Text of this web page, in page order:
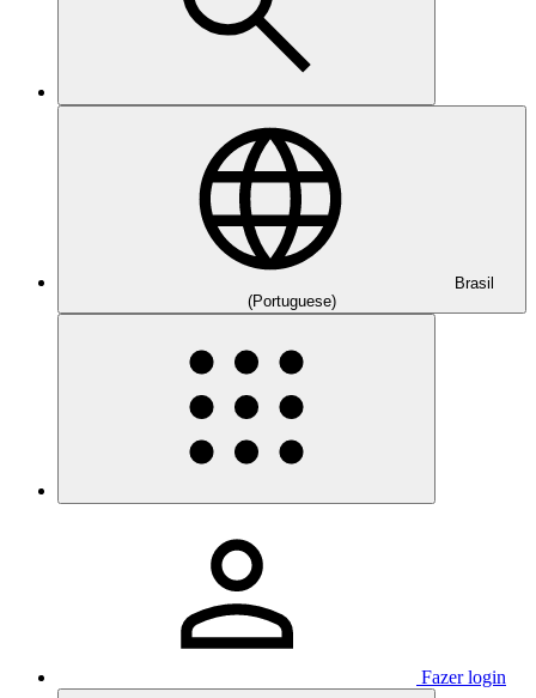
Brasil
(Portuguese)
Fazer login